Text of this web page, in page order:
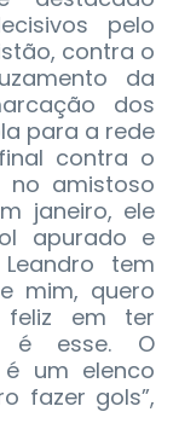
pelo
contra o
da
dos
para a rede
contra o
no amistoso
janeiro, ele
apurado e
tem
mim, quero
feliz em ter
é esse. O
um elenco
fazer gols”,